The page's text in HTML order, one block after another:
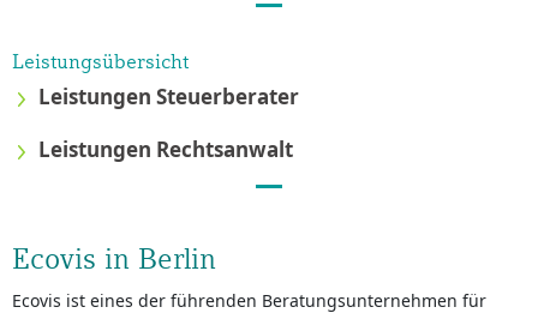
Leistungsübersicht
Leistungen Steuerberater
Leistungen Rechtsanwalt
Ecovis in Berlin
Ecovis ist eines der führenden Beratungsunternehmen für